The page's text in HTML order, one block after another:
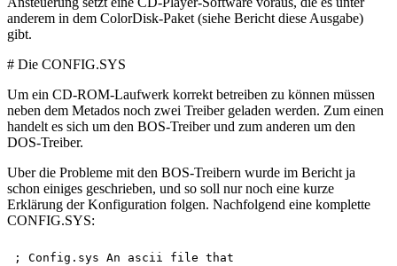
anderem in dem ColorDisk-Paket (siehe Bericht diese Ausgabe)
gibt.
# Die CONFIG.SYS
Um ein CD-ROM-Laufwerk korrekt betreiben zu können müssen
neben dem Metados noch zwei Treiber geladen werden. Zum einen
handelt es sich um den BOS-Treiber und zum anderen um den
DOS-Treiber.
Uber die Probleme mit den BOS-Treibern wurde im Bericht ja
schon einiges geschrieben, und so soll nur noch eine kurze
Erklärung der Konfiguration folgen. Nachfolgend eine komplette
CONFIG.SYS:
; Config.sys An ascii file that